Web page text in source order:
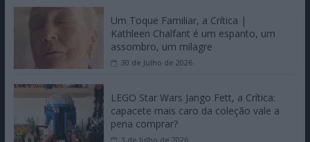
Um Toque Familiar, a Crítica |
Kathleen Chalfant é um espanto, um
assombro, um milagre
30 de Julho de 2026
LEGO Star Wars Jango Fett, a Crítica:
capacete mais caro da coleção vale a
pena comprar?
3 de Julho de 2026